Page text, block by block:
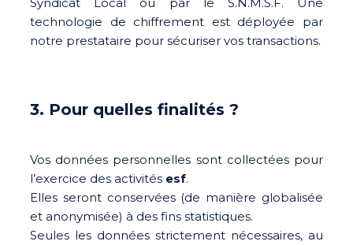
technologie de chiffrement est déployée par
notre prestataire pour sécuriser vos transactions.
3. Pour quelles finalités ?
Vos données personnelles sont collectées pour
l’exercice des activités esf.
Elles seront conservées (de manière globalisée
et anonymisée) à des fins statistiques.
Seules les données strictement nécessaires, au